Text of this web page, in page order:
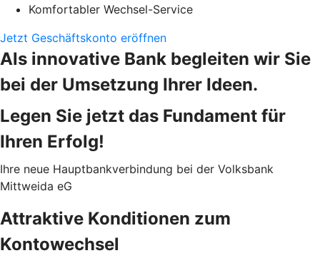
Komfortabler Wechsel-Service
Jetzt Geschäftskonto eröffnen
Als innovative Bank begleiten wir Sie
bei der Umsetzung Ihrer Ideen.
Legen Sie jetzt das Fundament für
Ihren Erfolg!
Ihre neue Hauptbankverbindung bei der Volksbank
Mittweida eG
Attraktive Konditionen zum
Kontowechsel